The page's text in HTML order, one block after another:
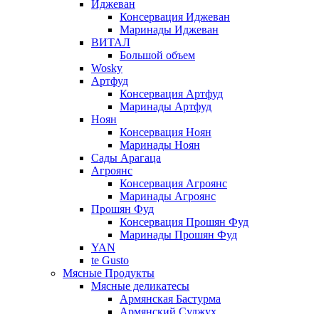
Иджеван
Консервация Иджеван
Маринады Иджеван
ВИТАЛ
Большой объем
Wosky
Артфуд
Консервация Артфуд
Маринады Артфуд
Ноян
Консервация Ноян
Маринады Ноян
Сады Арагаца
Агроянс
Консервация Агроянс
Маринады Агроянс
Прошян Фуд
Консервация Прошян Фуд
Маринады Прошян Фуд
YAN
te Gusto
Мясные Продукты
Мясные деликатесы
Армянская Бастурма
Армянский Суджух